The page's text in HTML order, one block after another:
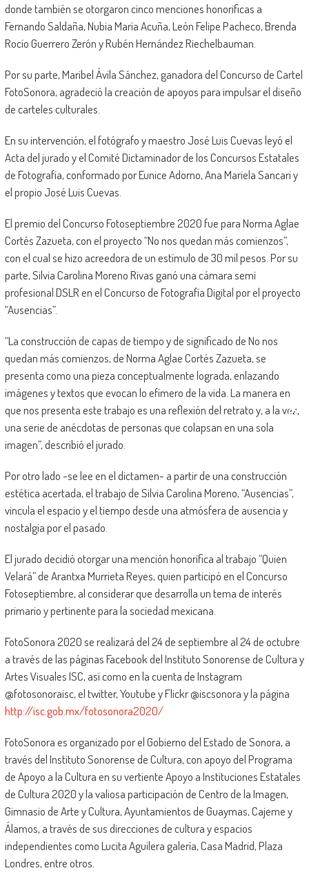
donde también se otorgaron cinco menciones honorificas a
Fernando Saldaña, Nubia María Acuña, León Felipe Pacheco, Brenda
Rocío Guerrero Zerón y Rubén Hernández Riechelbauman.
Por su parte, Maribel Ávila Sánchez, ganadora del Concurso de Cartel
FotoSonora, agradeció la creación de apoyos para impulsar el diseño
de carteles culturales.
En su intervención, el fotógrafo y maestro José Luis Cuevas leyó el
Acta del jurado y el Comité Dictaminador de los Concursos Estatales
de Fotografía, conformado por Eunice Adorno, Ana Mariela Sancari y
el propio José Luis Cuevas.
El premio del Concurso Fotoseptiembre 2020 fue para Norma Aglae
Cortés Zazueta, con el proyecto “No nos quedan más comienzos”,
con el cual se hizo acreedora de un estímulo de 30 mil pesos. Por su
parte, Silvia Carolina Moreno Rivas ganó una cámara semi
profesional DSLR en el Concurso de Fotografía Digital por el proyecto
“Ausencias”.
“La construcción de capas de tiempo y de significado de No nos
quedan más comienzos, de Norma Aglae Cortés Zazueta, se
presenta como una pieza conceptualmente lograda, enlazando
imágenes y textos que evocan lo efímero de la vida. La manera en
que nos presenta este trabajo es una reflexión del retrato y, a la vez,
una serie de anécdotas de personas que colapsan en una sola
imagen”, describió el jurado.
Por otro lado -se lee en el dictamen- a partir de una construcción
estética acertada, el trabajo de Silvia Carolina Moreno, “Ausencias”,
vincula el espacio y el tiempo desde una atmósfera de ausencia y
nostalgia por el pasado.
El jurado decidió otorgar una mención honorífica al trabajo “Quien
Velará” de Arantxa Murrieta Reyes, quien participó en el Concurso
Fotoseptiembre, al considerar que desarrolla un tema de interés
primario y pertinente para la sociedad mexicana.
FotoSonora 2020 se realizará del 24 de septiembre al 24 de octubre
a través de las páginas Facebook del Instituto Sonorense de Cultura y
Artes Visuales ISC, así como en la cuenta de Instagram
@fotosonoraisc, el twitter, Youtube y Flickr @iscsonora y la página
http://isc.gob.mx/fotosonora2020/
FotoSonora es organizado por el Gobierno del Estado de Sonora, a
través del Instituto Sonorense de Cultura, con apoyo del Programa
de Apoyo a la Cultura en su vertiente Apoyo a Instituciones Estatales
de Cultura 2020 y la valiosa participación de Centro de la Imagen,
Gimnasio de Arte y Cultura, Ayuntamientos de Guaymas, Cajeme y
Álamos, a través de sus direcciones de cultura y espacios
independientes como Lucita Aguilera galería, Casa Madrid, Plaza
Londres, entre otros.